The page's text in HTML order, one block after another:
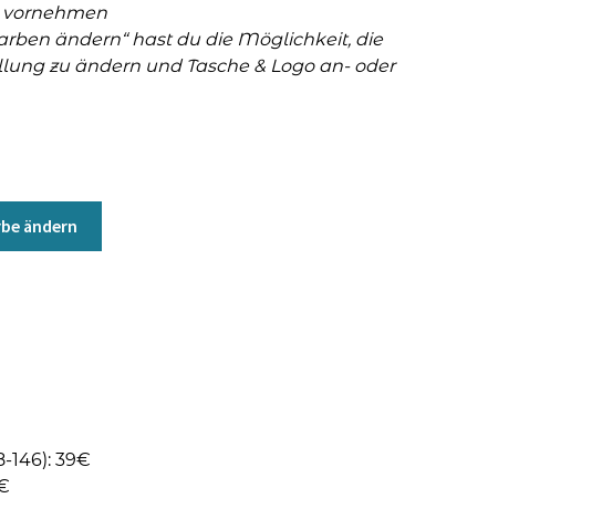
ändern“ hast du die Möglichkeit, die
zu ändern und Tasche & Logo an- oder
ändern
146): 39€